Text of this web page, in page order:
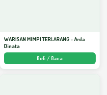
WARISAN MIMPI TERLARANG - Arda
Dinata
Beli / Baca